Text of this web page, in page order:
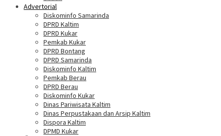
Advertorial
Diskominfo Samarinda
DPRD Kaltim
DPRD Kukar
Pemkab Kukar
DPRD Bontang
DPRD Samarinda
Diskominfo Kaltim
Pemkab Berau
DPRD Berau
Diskominfo Kukar
Dinas Pariwisata Kaltim
Dinas Perpustakaan dan Arsip Kaltim
Dispora Kaltim
DPMD Kukar